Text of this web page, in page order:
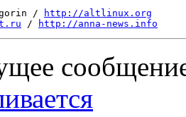
/
http://altlinux.org
/ http://anna-news.info